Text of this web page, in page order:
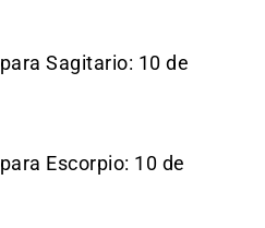
Sagitario: 10 de
Escorpio: 10 de